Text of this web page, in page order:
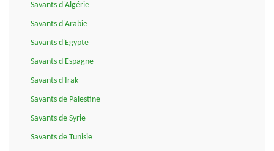
Savants d'Algérie
Savants d'Arabie
Savants d'Egypte
Savants d'Espagne
Savants d'Irak
Savants de Palestine
Savants de Syrie
Savants de Tunisie